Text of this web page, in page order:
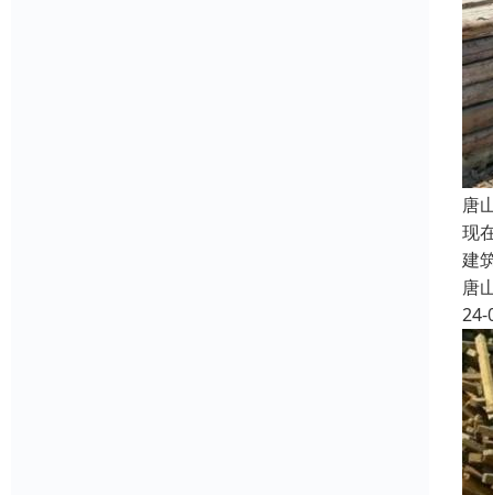
唐
现
建
唐
24-